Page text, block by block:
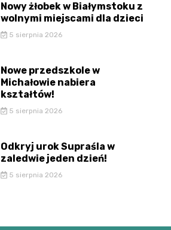
Nowy żłobek w Białymstoku z
wolnymi miejscami dla dzieci
5 sierpnia 2026
Nowe przedszkole w
Michałowie nabiera
kształtów!
5 sierpnia 2026
Odkryj urok Supraśla w
zaledwie jeden dzień!
5 sierpnia 2026